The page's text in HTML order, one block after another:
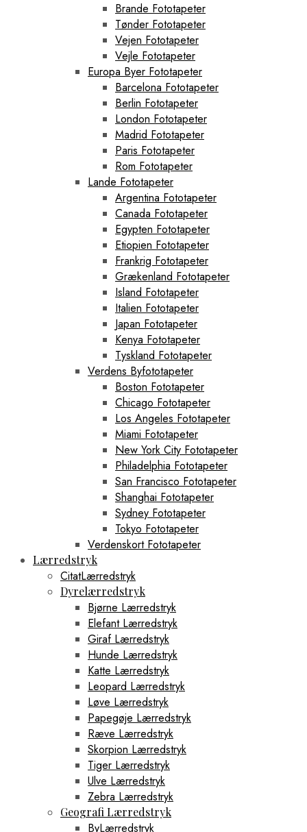
Brande Fototapeter
Tønder Fototapeter
Vejen Fototapeter
Vejle Fototapeter
Europa Byer Fototapeter
Barcelona Fototapeter
Berlin Fototapeter
London Fototapeter
Madrid Fototapeter
Paris Fototapeter
Rom Fototapeter
Lande Fototapeter
Argentina Fototapeter
Canada Fototapeter
Egypten Fototapeter
Etiopien Fototapeter
Frankrig Fototapeter
Grækenland Fototapeter
Island Fototapeter
Italien Fototapeter
Japan Fototapeter
Kenya Fototapeter
Tyskland Fototapeter
Verdens Byfototapeter
Boston Fototapeter
Chicago Fototapeter
Los Angeles Fototapeter
Miami Fototapeter
New York City Fototapeter
Philadelphia Fototapeter
San Francisco Fototapeter
Shanghai Fototapeter
Sydney Fototapeter
Tokyo Fototapeter
Verdenskort Fototapeter
Lærredstryk
CitatLærredstryk
Dyrelærredstryk
Bjørne Lærredstryk
Elefant Lærredstryk
Giraf Lærredstryk
Hunde Lærredstryk
Katte Lærredstryk
Leopard Lærredstryk
Løve Lærredstryk
Papegøje Lærredstryk
Ræve Lærredstryk
Skorpion Lærredstryk
Tiger Lærredstryk
Ulve Lærredstryk
Zebra Lærredstryk
Geografi Lærredstryk
ByLærredstryk